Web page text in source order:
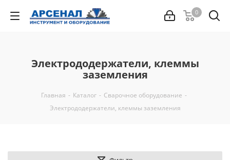
0
Электрододержатели, клеммы
заземления
Главная - Каталог - Сварочное оборудование -
Электрододержатели, клеммы заземления